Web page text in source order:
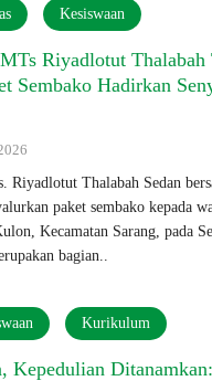
Kesiswaan
Riyadlotut Thalabah
Sembako Hadirkan
Riyadlotut Thalabah Sedan
paket sembako kepada
Kecamatan Sarang, pada
bagian..
Kurikulum
Kepedulian